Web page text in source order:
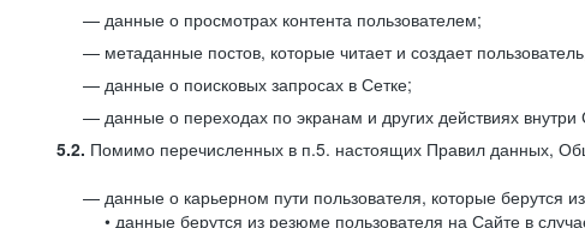
данные о просмотрах контента пользователем;
метаданные постов, которые читает и создает
данные о поисковых запросах в Сетке;
данные о переходах по экранам и других действиях внутри
5.2. Помимо перечисленных в п.5. настоящих Правил данных,
данные о карьерном пути пользователя, которые берутся
• данные берутся из резюме пользователя на Сайте в